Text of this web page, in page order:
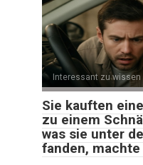
Interessant zu wissen
Sie kauften
zu einem
was sie unter
fanden,